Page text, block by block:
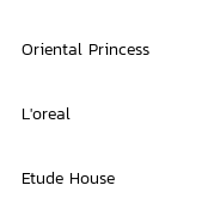
Oriental Princess
L'oreal
Etude House